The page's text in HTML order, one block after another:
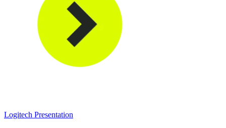
Logitech Presentation